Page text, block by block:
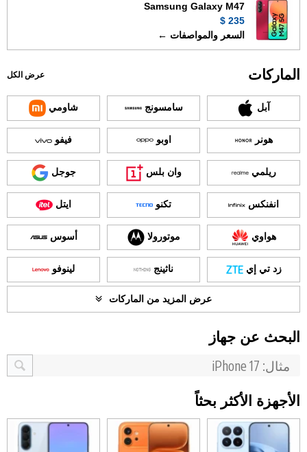
Samsung Galaxy M47
235 $
السعر والمواصفات ←
الماركات عرض الكل
آبل سامسونج شاومي
هونر اوبو فيفو
ريلمي وان بلس جوجل
انفنكس تكنو ايتل
هواوي موتورولا أسوس
زد تي إي ناثينج لينوفو
عرض المزيد من الماركات
البحث عن جهاز
الأجهزة الأكثر بحثاً